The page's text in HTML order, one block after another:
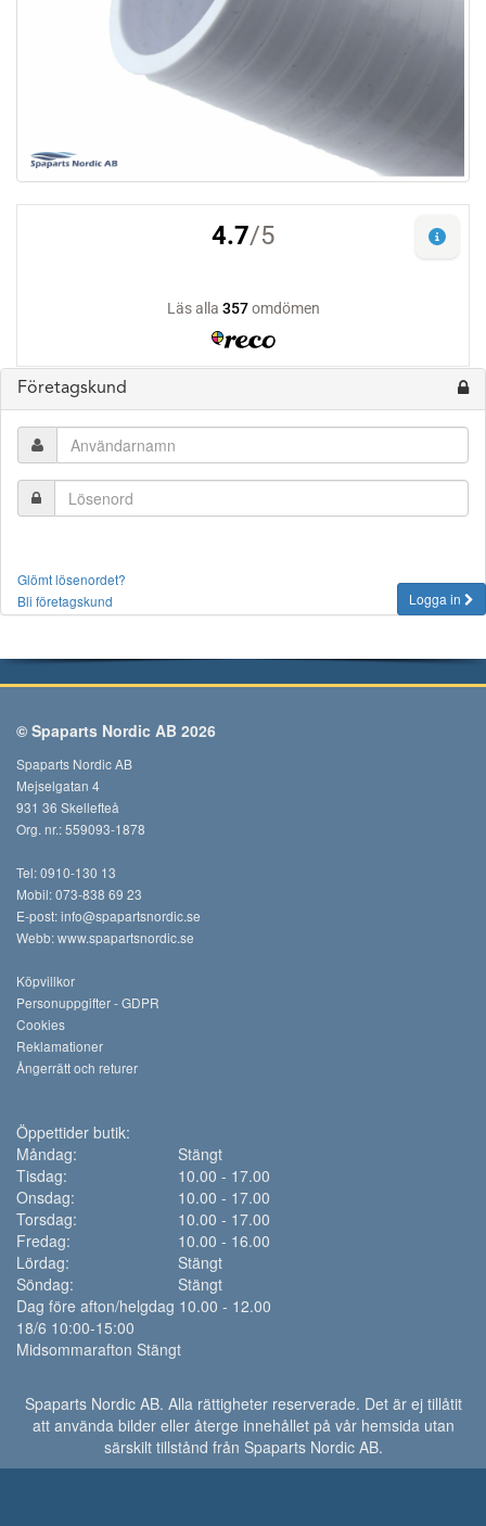
Företagskund
Glömt lösenordet?
Bli företagskund
Logga in
© Spaparts Nordic AB 2026
Spaparts Nordic AB
Mejselgatan 4
931 36 Skellefteå
Org. nr.: 559093-1878
Tel: 0910-130 13
Mobil: 073-838 69 23
E-post:info@spapartsnordic.se
Webb:www.spapartsnordic.se
Köpvillkor
Personuppgifter - GDPR
Cookies
Reklamationer
Ångerrätt och returer
Öppettider butik:
Måndag:
Stängt
Tisdag:
10.00 - 17.00
Onsdag:
10.00 - 17.00
Torsdag:
10.00 - 17.00
Fredag:
10.00 - 16.00
Lördag:
Stängt
Söndag:
Stängt
Dag före afton/helgdag 10.00 - 12.00
18/6 10:00-15:00
Midsommarafton Stängt
Spaparts Nordic AB. Alla rättigheter reserverade. Det är ej tillåtit
att använda bilder eller återge innehållet på vår hemsida utan
särskilt tillstånd från Spaparts Nordic AB.